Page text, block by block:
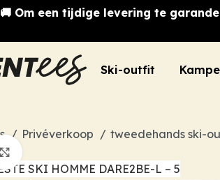
🚚 Om een tijdige levering te
Ski-outfit
Privéverkoop tweedehands ski-